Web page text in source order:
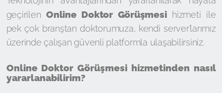
geçirilenOnline Doktor Görüşmesihizmeti ile
pek çok branştan doktorumuza, kendi server’larımız
üzerinde çalışan güvenli platformla ulaşabilirsiniz.
Online Doktor Görüşmesi hizmetinden nasıl
yararlanabilirim?